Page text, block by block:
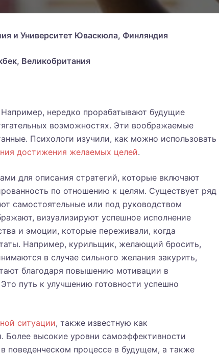
и Университет Юваскюла, Финляндия
Великобритания
нередко прорабатывают будущие
возможностях. Эти воображаемые
Психологи изучили, как можно использовать
достижения желаемых целей.
для описания стратегий, которые включают
по отношению к целям. Существует ряд
самостоятельные или под руководством
визуализируют успешное исполнение
и эмоции, которые переживали, когда
Например, курильщик, желающий бросить,
в случае сильного желания закурить,
благодаря повышению мотивации в
путь к улучшению готовности успешно
ситуации, также известную как
Более высокие уровни самоэффективности
поведенческом процессе в будущем, а также